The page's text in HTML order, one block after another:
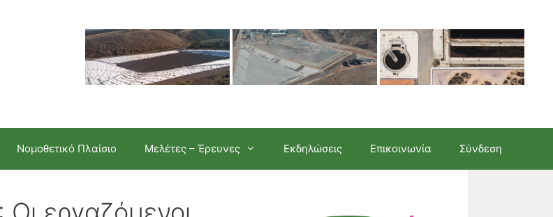
Νομοθετικό Πλαίσιο Μελέτες – Έρευνες Εκδηλώσεις Επικοινωνία Σύνδεση